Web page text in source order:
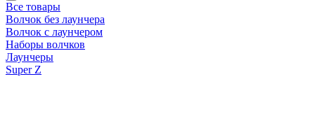
Все товары
Волчок без лаунчера
Волчок с лаунчером
Наборы волчков
Лаунчеры
Super Z